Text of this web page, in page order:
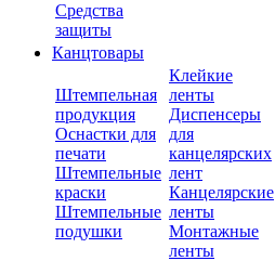
Средства
защиты
Канцтовары
Штемпельная
продукция
Оснастки для
печати
Штемпельные
краски
Штемпельные
подушки
Клейкие
ленты
Диспенсеры
для
канцелярских
лент
Канцелярские
ленты
Монтажные
ленты